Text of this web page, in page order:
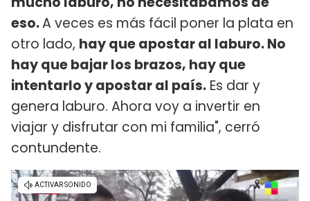
eso.A veces es más fácil poner la plata en
otro lado, hay que apostar al laburo. No
hay que bajar los brazos, hay que
intentarlo y apostar al país. Es dar y
genera laburo. Ahora voy a invertir en
viajar y disfrutar con mi familia", cerró
contundente.